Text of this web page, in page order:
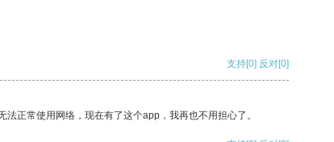
支持[0] 反对[0]
正常使用网络，现在有了这个app，我再也不用担心了。